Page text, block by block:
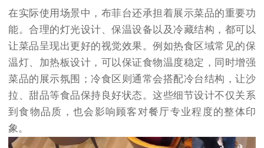
在实际使用场景中，布菲台还承担着展示菜品的重要功
能。合理的灯光设计、保温设备以及冷藏结构，都可以
让菜品呈现出更好的视觉效果。例如热食区域常见的保
温灯、加热板设计，可以保证食物温度稳定，同时增强
菜品的展示氛围；冷食区则通常会搭配冷台结构，让沙
拉、甜品等食品保持良好状态。这些细节设计不仅关系
到食物品质，也会影响顾客对餐厅专业程度的整体印
象。